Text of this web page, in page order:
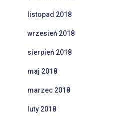
listopad 2018
wrzesień 2018
sierpień 2018
maj 2018
marzec 2018
luty 2018